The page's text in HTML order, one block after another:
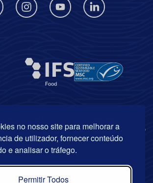
no nosso site para melhorar a
de utilizador, fornecer conteúdo
e analisar o tráfego.
Permitir Todos